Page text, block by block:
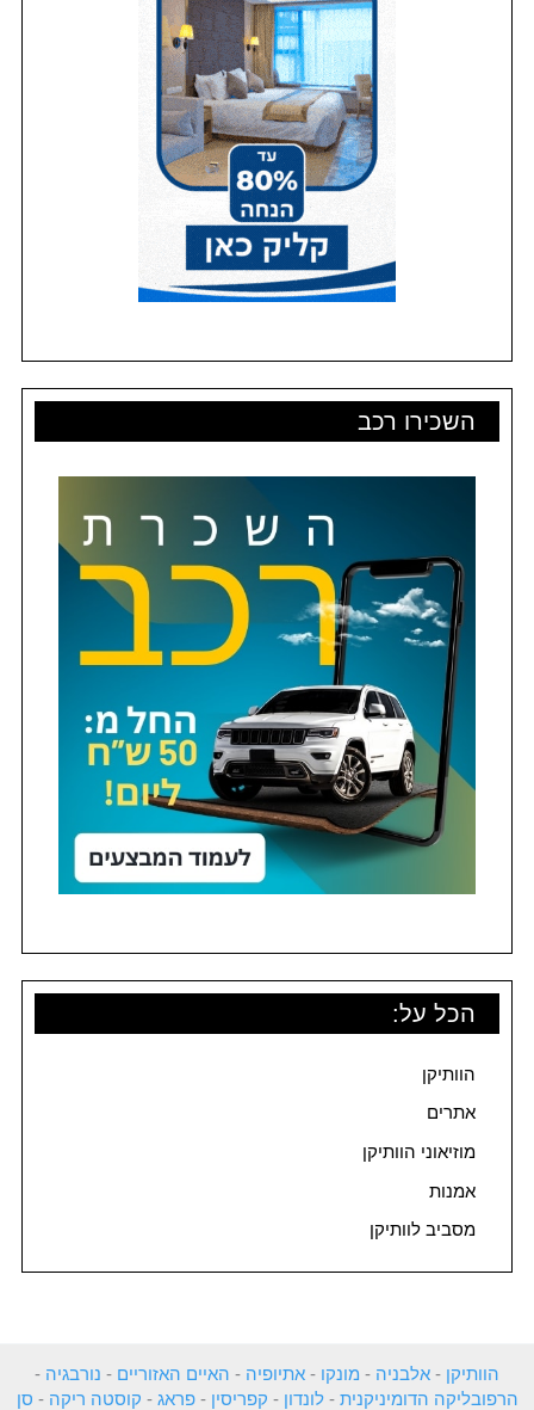
השכירו רכב
הכל על:
הוותיקן
אתרים
מוזיאוני הוותיקן
אמנות
מסביב לוותיקן
הוותיקן - אלבניה - מונקו - אתיופיה - האיים האזוריים - נורבגיה -
הרפובליקה הדומיניקנית -לונדון - קפריסין -פראג - קוסטה ריקה - סן